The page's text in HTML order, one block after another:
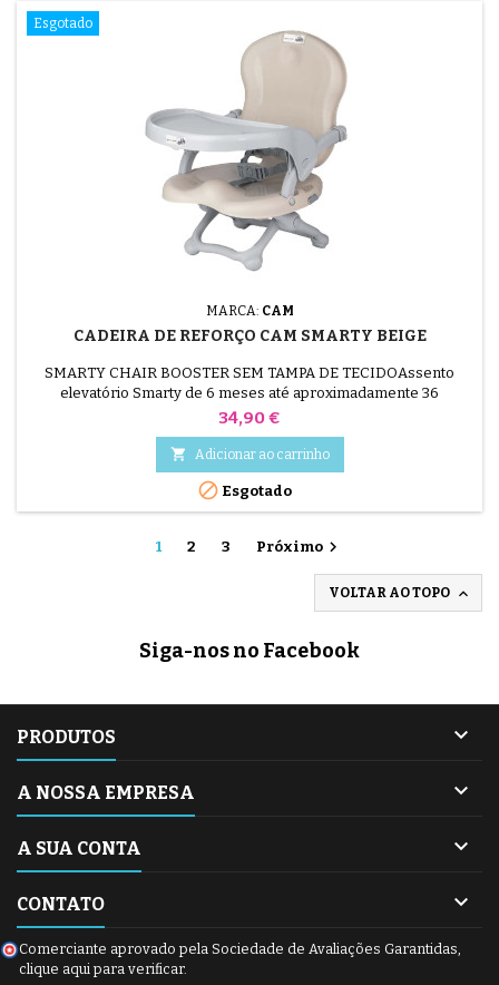
Esgotado
MARCA: CAM
CADEIRA DE REFORÇO CAM SMARTY BEIGE
SMARTY CHAIR BOOSTER SEM TAMPA DE TECIDOAssento
elevatório Smarty de 6 meses até aproximadamente 36
meses.Acompanha a evolução do bebé: ideal tanto como cadeira
como reforço para os mais velhos que querem sentar-se à mesa
com os pais.Fácil de limpar com uma esponja,Dobragem ultra
compacta.
Preço
34,90 €
 Adicionar ao carrinho
 Esgotado
1 2 3 Próximo 
VOLTAR AO TOPO 
Siga-nos no Facebook
PRODUTOS 
A NOSSA EMPRESA 
A SUA CONTA 
CONTATO 
Comerciante aprovado pela Sociedade de Avaliações Garantidas,
clique aqui para verificar.